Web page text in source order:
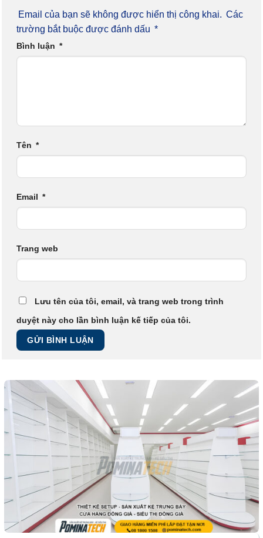
Email của bạn sẽ không được hiển thị công khai. Các
trường bắt buộc được đánh dấu *
Bình luận *
Tên *
Email *
Trang web
Lưu tên của tôi, email, và trang web trong trình
duyệt này cho lần bình luận kế tiếp của tôi.